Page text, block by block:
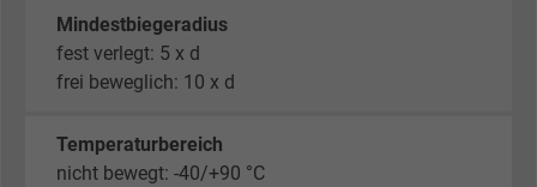
Mindestbiegeradius
fest verlegt: 5 x d
frei beweglich: 10 x d
Temperaturbereich
nicht bewegt: -40/+90 °C